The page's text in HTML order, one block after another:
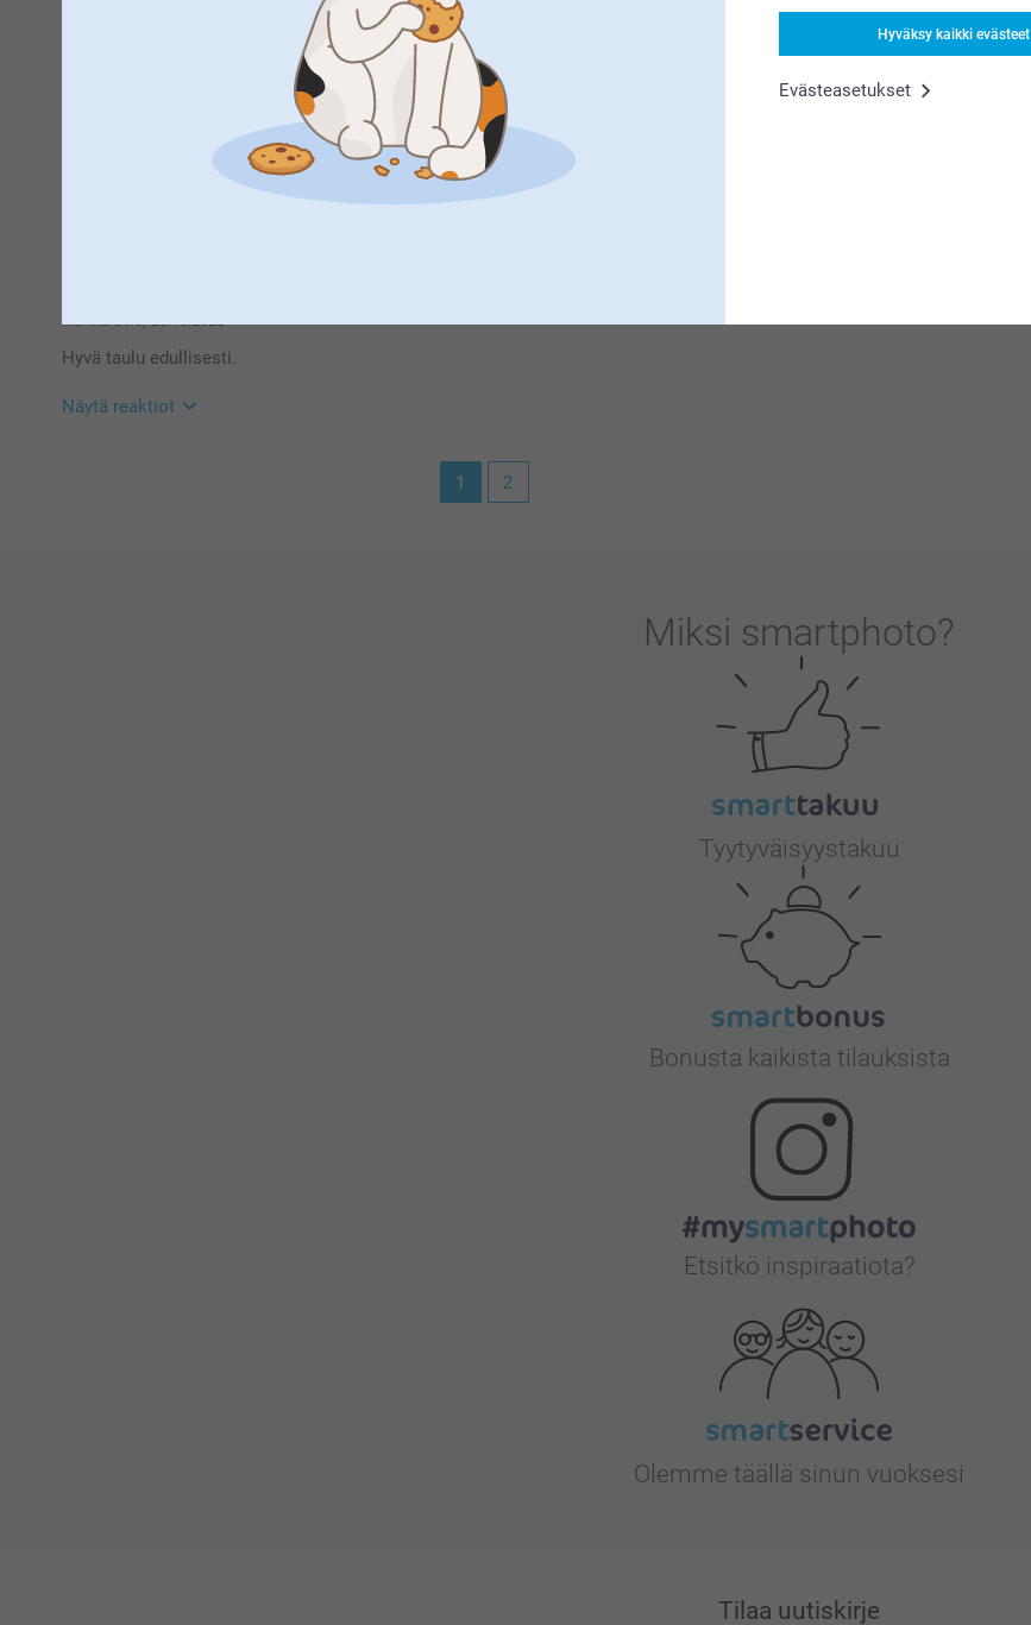
Hyväksy kaikki evästeet
Evästeasetukset
Suuret kiitokset 5 tähden arvosanasta. Kiva että pidät akryylitaulusta, eikö olekin ihanaa katsoa
kuvaa seinällä eikä vain näytöllä!
Toivottavasti näemme pian taas smartphoto.fi -osoitteessa.
Lämpimin kiitoksin,
Olin tyytyväinen saamaani tuotteeseen. Kirkkaat, hyvät värit ja muutenkin laadukas tuote.
Toivottavasti näemme pian taas smartphoto.fi -osoitteessa.
Lämpimin kiitoksin,
Markku Uino, 20.10.2022
Hyvä taulu edullisesti.
Näytä reaktiot
1 2
Miksi smartphoto?
Tyytyväisyystakuu
Bonusta kaikista tilauksista
Etsitkö inspiraatiota?
Olemme täällä sinun vuoksesi
Tilaa uutiskirje